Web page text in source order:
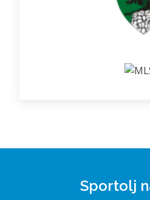
Sportolj